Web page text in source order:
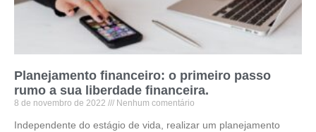
Planejamento financeiro: o primeiro passo
rumo a sua liberdade financeira.
8 de novembro de 2022 Nenhum comentário
Independente do estágio de vida, realizar um planejamento